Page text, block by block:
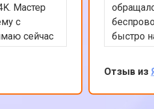
Мастер
с
сейчас
на них
и
быстро
с
Отзыв из